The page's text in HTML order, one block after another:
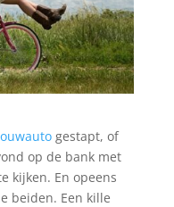
gestapt, of
op de bank met
kijken. En opeens
beiden. Een kille